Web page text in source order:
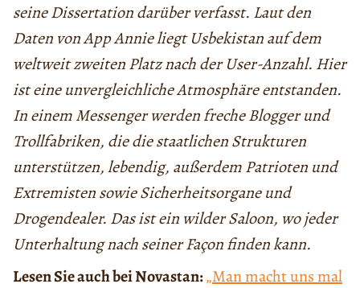
seine Dissertation darüber verfasst. Laut den
Daten von App Annie liegt Usbekistan auf dem
weltweit zweiten Platz nach der User-Anzahl. Hier
ist eine unvergleichliche Atmosphäre entstanden.
In einem Messenger werden freche Blogger und
Trollfabriken, die die staatlichen Strukturen
unterstützen, lebendig, außerdem Patrioten und
Extremisten sowie Sicherheitsorgane und
Drogendealer. Das ist ein wilder Saloon, wo jeder
Unterhaltung nach seiner Façon finden kann.
Lesen Sie auch bei Novastan:„Man macht uns mal